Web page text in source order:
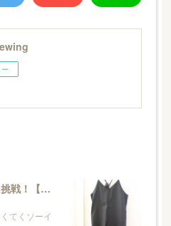
文化服装学院の通信教育に挑戦！【広島洋裁教室・てくてくソーイング】
てくソーイ